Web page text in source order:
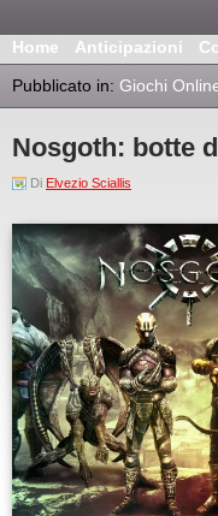
Home Anticipazioni
Pubblicato in: Giochi
Nosgoth: botte
Di Elvezio Sciallis